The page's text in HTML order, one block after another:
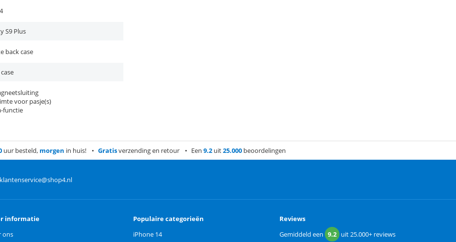
S9 Plus
back case
voor pasje(s)
functie
uur besteld, morgen in huis! Gratisverzending en retour Een 9.2 uit25.000 beoordelingen
klantenservice@shop4.nl
informatie
ons
Populaire categorieën
iPhone 14
Reviews
Gemiddeld een 9.2 uit25.000+ reviews